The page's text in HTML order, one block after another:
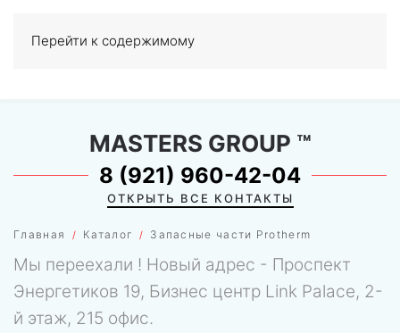
Перейти к содержимому
0
Главная Каталог Запасные части Protherm
MASTERS GROUP ™
8 (921) 960-42-04
ОТКРЫТЬ ВСЕ КОНТАКТЫ
Мы переехали ! Новый адрес - Проспект
Энергетиков 19, Бизнес центр Link Palace, 2-
й этаж, 215 офис.